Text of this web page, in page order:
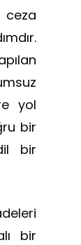
ceza
yol
bir
bir
bir